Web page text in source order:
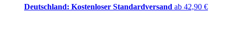
Deutschland: Kostenloser Standardversand ab 42,90 €